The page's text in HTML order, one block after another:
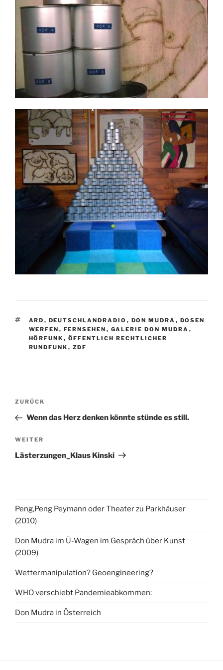
SCHLAGWÖRTER
ARD , DEUTSCHLANDRADIO , DON MUDRA , DOSEN
WERFEN , FERNSEHEN , GALERIE DON MUDRA ,
HÖRFUNK , ÖFFENTLICH RECHTLICHER
RUNDFUNK , ZDF
Beitragsnavigation
Vorheriger
Beitrag
ZURÜCK
Wenn das Herz denken könnte stünde es still.
Nächster
Beitrag
WEITER
Lästerzungen_Klaus Kinski
Peng,Peng Peymann oder Theater zu Parkhäuser
(2010)
Don Mudra im Ü-Wagen im Gespräch über Kunst
(2009)
Wettermanipulation? Geoengineering?
WHO verschiebt Pandemieabkommen:
Don Mudra in Österreich